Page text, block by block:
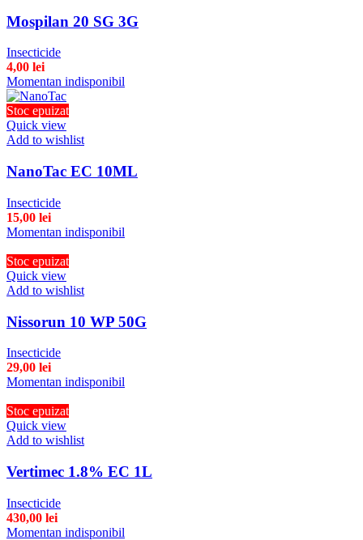
Mospilan 20 SG 3G
Insecticide
4,00 lei
Momentan indisponibil
Stoc epuizat
Quick view
Add to wishlist
NanoTac EC 10ML
Insecticide
15,00 lei
Momentan indisponibil
Stoc epuizat
Quick view
Add to wishlist
Nissorun 10 WP 50G
Insecticide
29,00 lei
Momentan indisponibil
Stoc epuizat
Quick view
Add to wishlist
Vertimec 1.8% EC 1L
Insecticide
430,00 lei
Momentan indisponibil